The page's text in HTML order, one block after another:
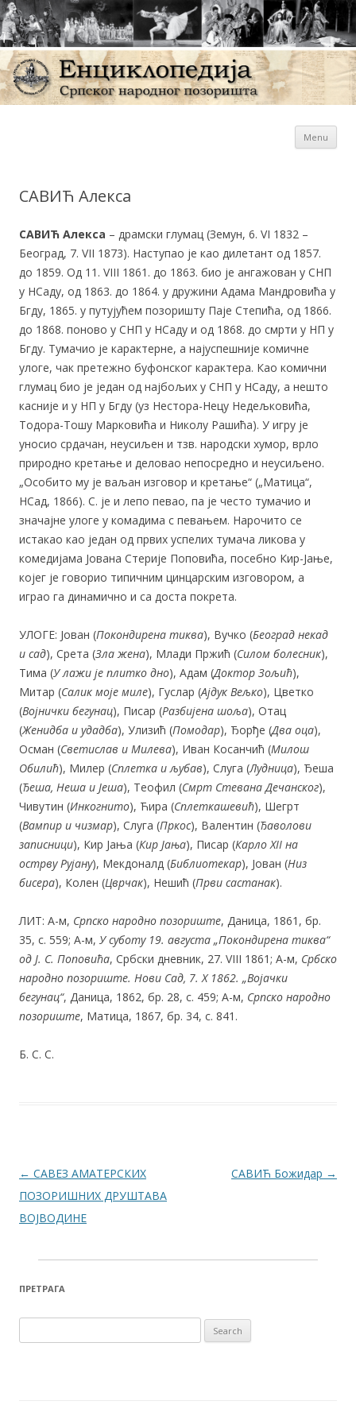
Енциклопедија СрпскогMenu
САВИЋ Алекса
САВИЋ Алекса – драмски глумац (Земун, 6. VI 1832 –
Београд, 7. VII 1873). Наступао је као дилетант од 1857.
до 1859. Од 11. VIII 1861. до 1863. био је ангажован у СНП
у НСаду, од 1863. до 1864. у дружини Адама Мандровића у
Бгду, 1865. у путујућем позоришту Паје Степића, од 1866.
до 1868. поново у СНП у НСаду и од 1868. до смрти у НП у
Бгду. Тумачио је карактерне, а најуспешније комичне
улоге, чак претежно буфонског карактера. Као комични
глумац био је један од најбољих у СНП у НСаду, а нешто
касније и у НП у Бгду (уз Нестора-Нецу Недељковића,
Тодора-Тошу Марковића и Николу Рашића). У игру је
уносио срдачан, неусиљен и тзв. народски хумор, врло
природно кретање и деловао непосредно и неусиљено.
„Особито му је ваљан изговор и кретање“ („Матица“,
НСад, 1866). С. је и лепо певао, па је често тумачио и
значајне улоге у комадима с певањем. Нарочито се
истакао као један од првих успелих тумача ликова у
комедијама Јована Стерије Поповића, посебно Кир-Јање,
којег је говорио типичним цинцарским изговором, а
играо га динамично и са доста покрета.
УЛОГЕ: Јован (Покондирена тиква), Вучко (Београд некад
и сад), Срета (Зла жена), Млади Пржић (Силом болесник),
Тима (У лажи је плитко дно), Адам (Доктор Зољић),
Митар (Салик моје миле), Гуслар (Ајдук Вељко), Цветко
(Војнички бегунац), Писар (Разбијена шоља), Отац
(Женидба и удадба), Улизић (Помодар), Ђорђе (Два оца),
Осман (Светислав и Милева), Иван Косанчић (Милош
Обилић), Милер (Сплетка и љубав), Слуга (Лудница), Ђеша
(Ђеша, Неша и Јеша), Теофил (Смрт Стевана Дечанског),
Чивутин (Инкогнито), Ћира (Сплеткашевић), Шегрт
(Вампир и чизмар), Слуга (Пркос), Валентин (Ђаволови
записници), Кир Јања (Кир Јања), Писар (Карло XII на
острву Рујану), Мекдоналд (Библиотекар), Јован (Низ
бисера), Колен (Цврчак), Нешић (Први састанак).
ЛИТ: А-м, Српско народно позориште, Даница, 1861, бр.
35, с. 559; А-м, У суботу 19. августа „Покондирена тиква“
од Ј. С. Поповића, Србски дневник, 27. VIII 1861; А-м, Србско
народно позориште. Нови Сад, 7. X1862. „Војачки
бегунац“, Даница, 1862, бр. 28, с. 459; А-м, Српско народно
позориште, Матица, 1867, бр. 34, с. 841.
Б. С. С.
Post navigation
← САВЕЗ АМАТЕРСКИХ
ПОЗОРИШНИХ ДРУШТАВА
ВОЈВОДИНЕ
САВИЋ Божидар →
ПРЕТРАГА